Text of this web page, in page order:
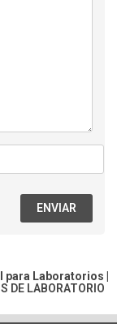
ENVIAR
Laboratorios |
DE LABORATORIO